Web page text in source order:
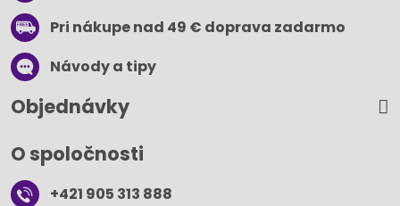
Pri nákupe nad 49 € doprava zadarmo
Návody a tipy
Objednávky
O spoločnosti
+421 905 313 888